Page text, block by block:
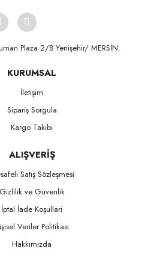
ㅤㅤㅤㅤㅤㅤㅤㅤㅤㅤㅤㅤㅤㅤㅤㅤㅤㅤㅤㅤㅤㅤㅤㅤㅤㅤㅤㅤㅤ ㅤㅤㅤㅤㅤㅤㅤㅤㅤㅤ
KURUMSAL
İletişim
Sipariş Sorgula
Kargo Takibi
ALIŞVERİŞ
Satış Sözleşmesi
Gizlilik ve Güvenlik
İptal İade Koşullari
Veriler Politikası
Hakkımızda